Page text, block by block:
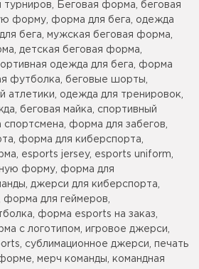
турниров, Беговая форма, беговая
форму, форма для бега, одежда
бега, мужская беговая форма,
детская беговая форма,
одежда для бега, форма
футболка, беговые шорты,
атлетики, одежда для тренировок,
беговая майка, спортивный
спортсмена, форма для забегов,
форма для киберспорта,
esports jersey, esports uniform,
форму, форма для
джерси для киберспорта,
для геймеров,
форма esports на заказ,
с логотипом, игровое джерси,
сублимационное джерси, печать
мерч команды, командная